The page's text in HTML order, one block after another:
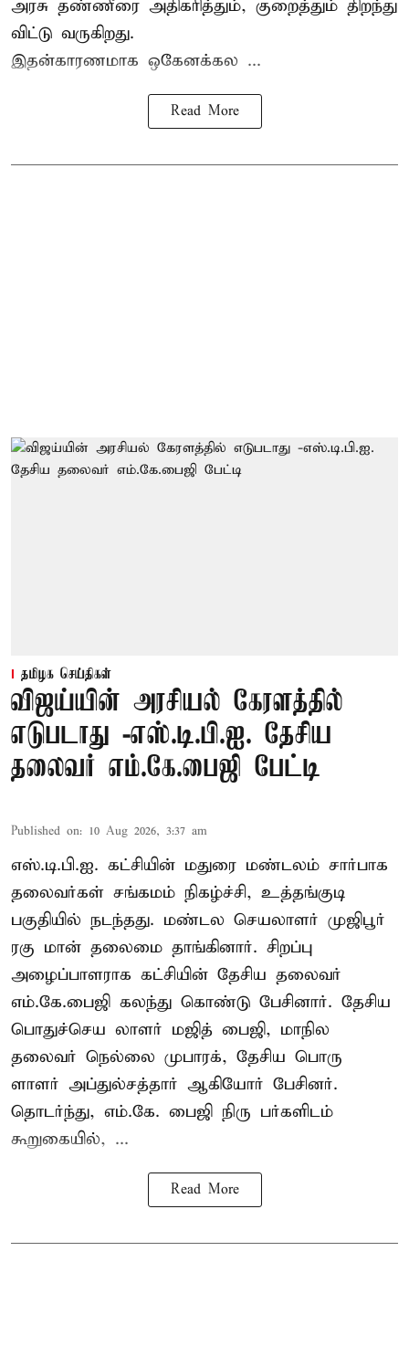
அரசு தண்ணீரை அதிகரித்தும், குறைத்தும் திறந்து
விட்டு வருகிறது.
இதன்காரணமாக ஒகேனக்கல ...
Read More
தமிழக செய்திகள்
விஜய்யின் அரசியல் கேரளத்தில்
எடுபடாது -எஸ்.டி.பி.ஐ. தேசிய
தலைவர் எம்.கே.பைஜி பேட்டி
Published on: 10 Aug 2026, 3:37 am
எஸ்.டி.பி.ஐ. கட்சியின் மதுரை மண்டலம் சார்பாக
தலைவர்கள் சங்கமம் நிகழ்ச்சி, உத்தங்குடி
பகுதியில் நடந்தது. மண்டல செயலாளர் முஜிபூர்
ரகு மான் தலைமை தாங்கினார். சிறப்பு
அழைப்பாளராக கட்சியின் தேசிய தலைவர்
எம்.கே.பைஜி கலந்து கொண்டு பேசினார். தேசிய
பொதுச்செய லாளர் மஜித் பைஜி, மாநில
தலைவர் நெல்லை முபாரக், தேசிய பொரு
ளாளர் அப்துல்சத்தார் ஆகியோர் பேசினர்.
தொடர்ந்து, எம்.கே. பைஜி நிரு பர்களிடம்
கூறுகையில், ...
Read More